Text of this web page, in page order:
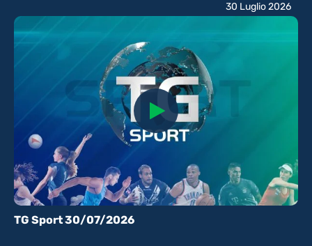
TG Sport 30/07/2026
30 Luglio 2026